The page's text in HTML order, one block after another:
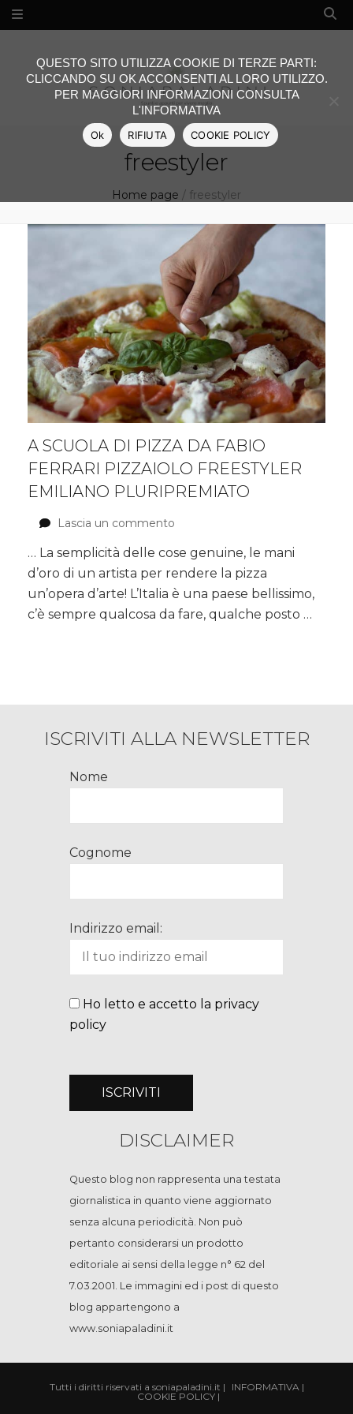
freestyler
Home page / freestyler
A SCUOLA DI PIZZA DA FABIO
FERRARI PIZZAIOLO FREESTYLER
EMILIANO PLURIPREMIATO
Lascia un commento
scuola
di
pizza
da
Fabio
pluripremiato
… La semplicità delle cose genuine, le mani
d’oro di un artista per rendere la pizza
un’opera d’arte! L’Italia è una paese bellissimo,
c’è sempre qualcosa da fare, qualche posto …
QUESTO SITO UTILIZZA COOKIE DI TERZE PARTI:
CLICCANDO SU OK ACCONSENTI AL LORO UTILIZZO.
PER MAGGIORI INFORMAZIONI CONSULTA
L'INFORMATIVA
Ok RIFIUTA COOKIE POLICY
ISCRIVITI ALLA NEWSLETTER
Nome
Cognome
Indirizzo email:
Ho letto e accetto la privacy
policy
DISCLAIMER
Questo blog non rappresenta una testata
giornalistica in quanto viene aggiornato
senza alcuna periodicità. Non può
pertanto considerarsi un prodotto
editoriale ai sensi della legge n° 62 del
7.03.2001. Le immagini ed i post di questo
blog appartengono a
www.soniapaladini.it
Tutti i diritti riservati a soniapaladini.it | INFORMATIVA|
COOKIE POLICY |